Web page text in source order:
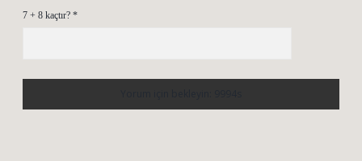
7 + 8 kaçtır? *